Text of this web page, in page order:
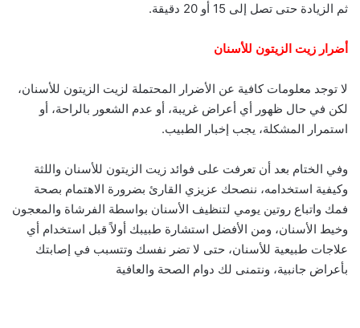
ثم الزيادة حتى تصل إلى 15 أو 20 دقيقة.
أضرار زيت الزيتون للأسنان
لا توجد معلومات كافية عن الأضرار المحتملة لزيت الزيتون للأسنان،
لكن في حال ظهور أي أعراض غريبة، أو عدم الشعور بالراحة، أو
استمرار المشكلة، يجب إخبار الطبيب.
وفي الختام بعد أن تعرفت على فوائد زيت الزيتون للأسنان واللثة
وكيفية استخدامه، ننصحك عزيزي القارئ بضرورة الاهتمام بصحة
فمك واتباع روتين يومي لتنظيف الأسنان بواسطة الفرشاة والمعجون
وخيط الأسنان، ومن الأفضل استشارة طبيبك أولاً قبل استخدام أي
علاجات طبيعية للأسنان، حتى لا تضر نفسك وتتسبب في إصابتك
بأعراض جانبية، ونتمنى لك دوام الصحة والعافية